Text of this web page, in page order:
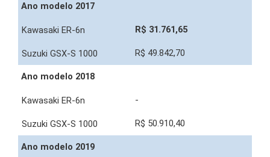
Ano modelo 2017
R$ 31.761,65
R$ 49.842,70
Ano modelo 2018
-
R$ 50.910,40
Ano modelo 2019